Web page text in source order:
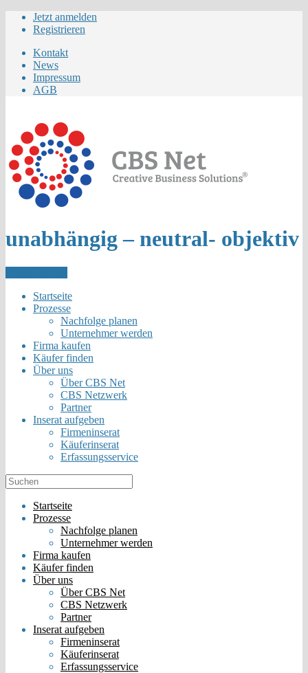
Jetzt anmelden
Registrieren
Kontakt
News
Impressum
AGB
unabhängig – neutral- objektiv
Startseite
Prozesse
Nachfolge planen
Unternehmer werden
Firma kaufen
Käufer finden
Über uns
Über CBS Net
CBS Netzwerk
Partner
Inserat aufgeben
Firmeninserat
Käuferinserat
Erfassungsservice
Startseite
Prozesse
Nachfolge planen
Unternehmer werden
Firma kaufen
Käufer finden
Über uns
Über CBS Net
CBS Netzwerk
Partner
Inserat aufgeben
Firmeninserat
Käuferinserat
Erfassungsservice